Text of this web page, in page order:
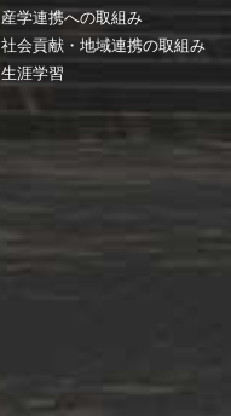
産学連携への取組み
社会貢献・地域連携の取組み
生涯学習